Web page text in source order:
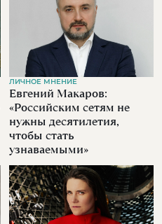
ЛИЧНОЕ МНЕНИЕ
Евгений Макаров:
«Российским сетям не
нужны десятилетия,
чтобы стать
узнаваемыми»